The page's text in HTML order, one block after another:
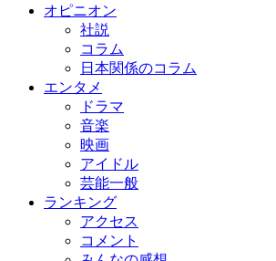
オピニオン
社説
コラム
日本関係のコラム
エンタメ
ドラマ
音楽
映画
アイドル
芸能一般
ランキング
アクセス
コメント